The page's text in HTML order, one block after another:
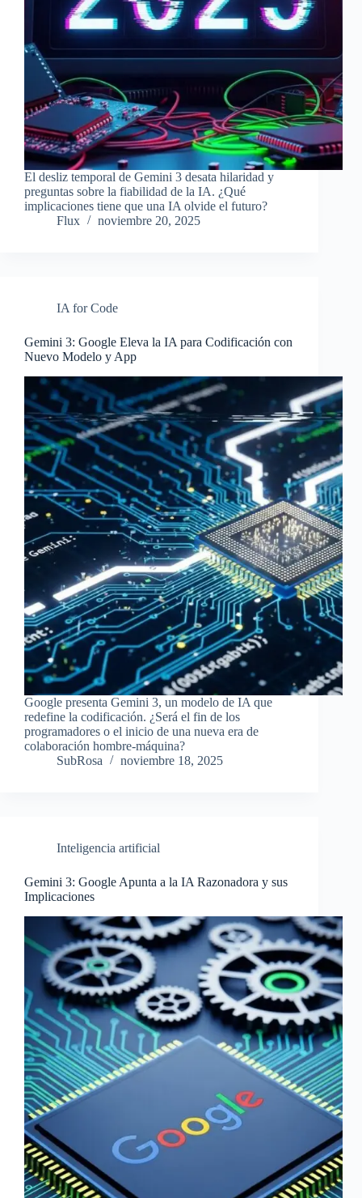
El desliz temporal de Gemini 3 desata hilaridad y
preguntas sobre la fiabilidad de la IA. ¿Qué
implicaciones tiene que una IA olvide el futuro?
Flux
noviembre 20, 2025
IA for Code
Gemini 3: Google Eleva la IA para Codificación con
Nuevo Modelo y App
Google presenta Gemini 3, un modelo de IA que
redefine la codificación. ¿Será el fin de los
programadores o el inicio de una nueva era de
colaboración hombre-máquina?
SubRosa
noviembre 18, 2025
Inteligencia artificial
Gemini 3: Google Apunta a la IA Razonadora y sus
Implicaciones